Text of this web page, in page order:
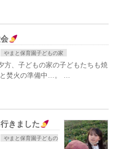
やまと保育園子どもの家
方、子どもの家の子どもたちも焼
焚火の準備中…。 …
きました
やまと保育園子どもの